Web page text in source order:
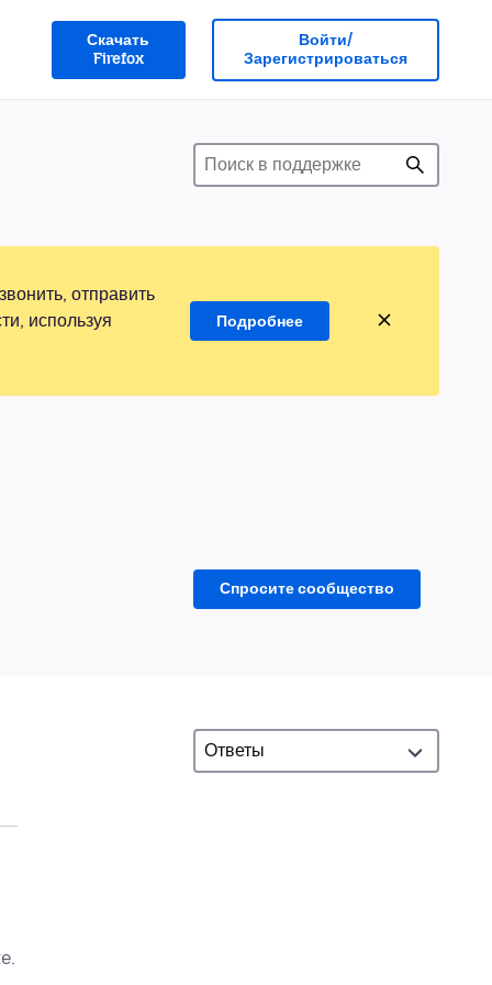
Скачать
Firefox
Войти/
Зарегистрироваться
отправить
используя
Подробнее
Спросите сообщество